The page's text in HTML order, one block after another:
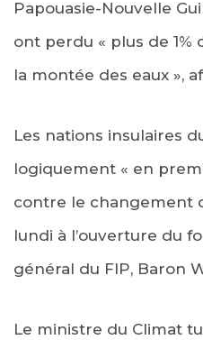
Papouasie-Nouvelle
ont perdu « plus de 1%
la montée des eaux »,
Les nations insulaires
logiquement « en
contre le changement
lundi à l’ouverture du
général du FIP, Baron
Le ministre du Climat